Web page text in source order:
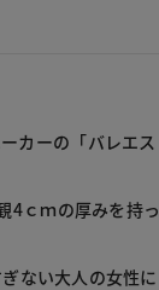
カーの「バレエス
4ｃｍの厚みを持っ
ない大人の女性に